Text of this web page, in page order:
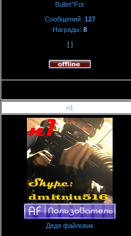
Bullet^For
Сообщений: 127
Награды: 8
[ ]
n1
Дядя файловик